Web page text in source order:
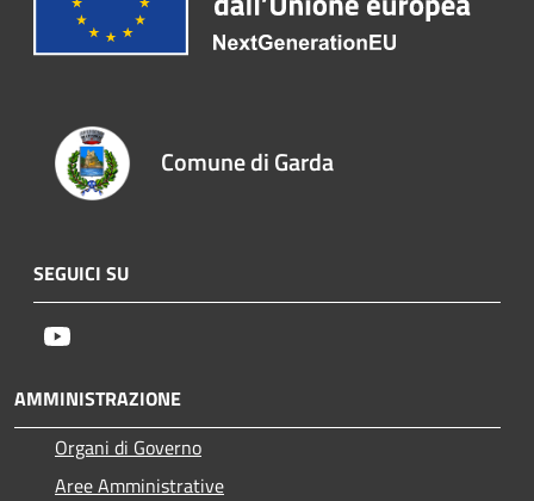
Comune di Garda
SEGUICI SU
AMMINISTRAZIONE
Organi di Governo
Aree Amministrative